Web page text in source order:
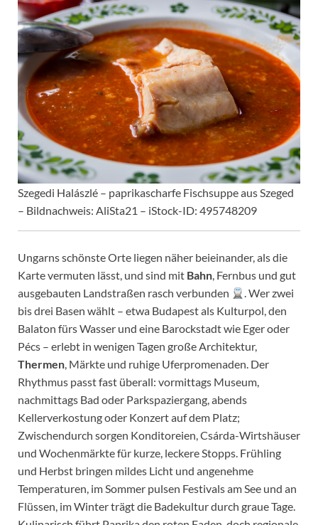
Szegedi Halászlé – paprikascharfe Fischsuppe aus Szeged
– Bildnachweis: AliSta21 – iStock-ID: 495748209
Ungarns schönste Orte liegen näher beieinander, als die
Karte vermuten lässt, und sind mit Bahn, Fernbus und gut
ausgebauten Landstraßen rasch verbunden
. Wer zwei
bis drei Basen wählt – etwa Budapest als Kulturpol, den
Balaton fürs Wasser und eine Barockstadt wie Eger oder
Pécs – erlebt in wenigen Tagen große Architektur,
Thermen, Märkte und ruhige Uferpromenaden. Der
Rhythmus passt fast überall: vormittags Museum,
nachmittags Bad oder Parkspaziergang, abends
Kellerverkostung oder Konzert auf dem Platz;
Zwischendurch sorgen Konditoreien, Csárda-Wirtshäuser
und Wochenmärkte für kurze, leckere Stopps. Frühling
und Herbst bringen mildes Licht und angenehme
Temperaturen, im Sommer pulsen Festivals am See und an
Flüssen, im Winter trägt die Badekultur durch graue Tage.